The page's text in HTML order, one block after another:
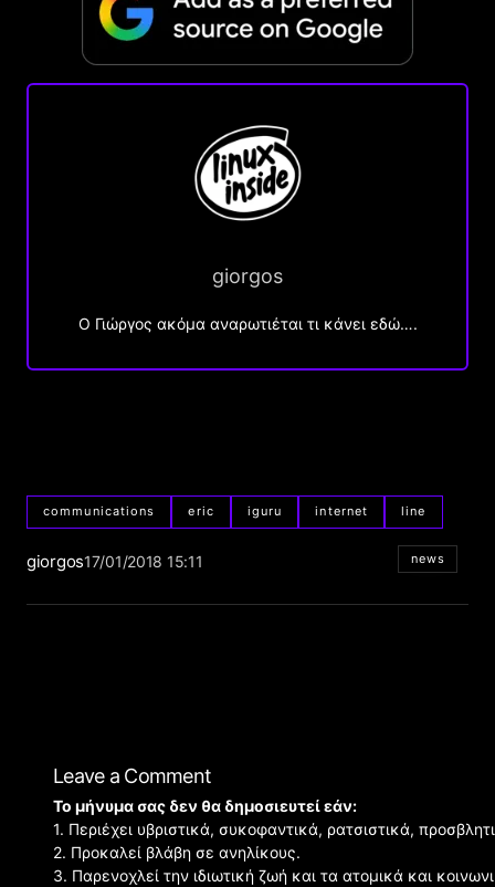
giorgos
Ο Γιώργος ακόμα αναρωτιέται τι κάνει εδώ….
communications eric iguru internet line
giorgos17/01/2018 15:11 news
Leave a Comment
Το μήνυμα σας δεν θα δημοσιευτεί εάν:
1. Περιέχει υβριστικά, συκοφαντικά, ρατσιστικά,
2. Προκαλεί βλάβη σε ανηλίκους.
3. Παρενοχλεί την ιδιωτική ζωή και τα ατομικά και